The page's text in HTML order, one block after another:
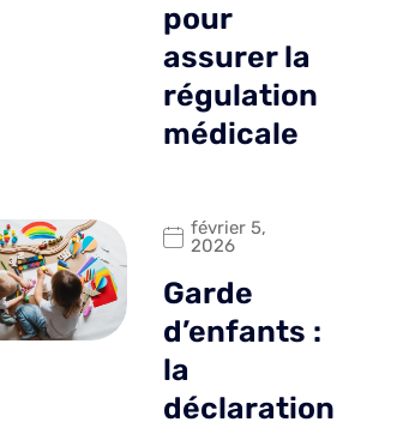
pour
assurer la
régulation
médicale
février 5,
2026
Garde
d’enfants :
la
déclaration